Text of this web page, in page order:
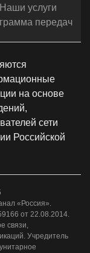
Наши услуги
передач
на основе
сети
Российской
«Россия».
от 22.08.2014.
связи,
Учредитель